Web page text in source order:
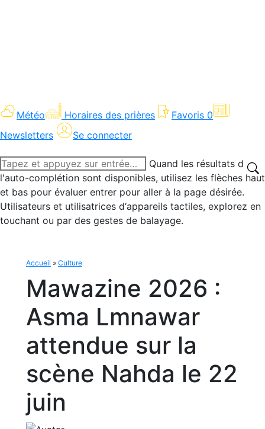
Météo Horaires des prières Favoris 0
Newsletters
Se connecter
Recherche
:
Quand les résultats de
l'auto-complétion sont disponibles, utilisez les flèches haut
et bas pour évaluer entrer pour aller à la page désirée.
Utilisateurs et utilisatrices d‘appareils tactiles, explorez en
touchant ou par des gestes de balayage.
Accueil » Culture
Mawazine 2026 :
Asma Lmnawar
attendue sur la
scène Nahda le 22
juin